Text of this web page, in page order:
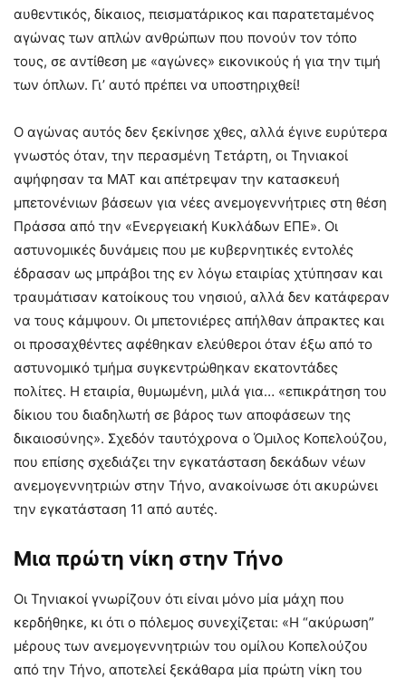
αυθεντικός, δίκαιος, πεισματάρικος και παρατεταμένος
αγώνας των απλών ανθρώπων που πονούν τον τόπο
τους, σε αντίθεση με «αγώνες» εικονικούς ή για την τιμή
των όπλων. Γι’ αυτό πρέπει να υποστηριχθεί!
Ο αγώνας αυτός δεν ξεκίνησε χθες, αλλά έγινε ευρύτερα
γνωστός όταν, την περασμένη Τετάρτη, οι Τηνιακοί
αψήφησαν τα ΜΑΤ και απέτρεψαν την κατασκευή
μπετονένιων βάσεων για νέες ανεμογεννήτριες στη θέση
Πράσσα από την «Ενεργειακή Κυκλάδων ΕΠΕ». Οι
αστυνομικές δυνάμεις που με κυβερνητικές εντολές
έδρασαν ως μπράβοι της εν λόγω εταιρίας χτύπησαν και
τραυμάτισαν κατοίκους του νησιού, αλλά δεν κατάφεραν
να τους κάμψουν. Οι μπετονιέρες απήλθαν άπρακτες και
οι προσαχθέντες αφέθηκαν ελεύθεροι όταν έξω από το
αστυνομικό τμήμα συγκεντρώθηκαν εκατοντάδες
πολίτες. Η εταιρία, θυμωμένη, μιλά για… «επικράτηση του
δίκιου του διαδηλωτή σε βάρος των αποφάσεων της
δικαιοσύνης». Σχεδόν ταυτόχρονα ο Όμιλος Κοπελούζου,
που επίσης σχεδιάζει την εγκατάσταση δεκάδων νέων
ανεμογεννητριών στην Τήνο, ανακοίνωσε ότι ακυρώνει
την εγκατάσταση 11 από αυτές.
Μια πρώτη νίκη στην Τήνο
Οι Τηνιακοί γνωρίζουν ότι είναι μόνο μία μάχη που
κερδήθηκε, κι ότι ο πόλεμος συνεχίζεται: «Η “ακύρωση”
μέρους των ανεμογεννητριών του ομίλου Κοπελούζου
από την Τήνο, αποτελεί ξεκάθαρα μία πρώτη νίκη του